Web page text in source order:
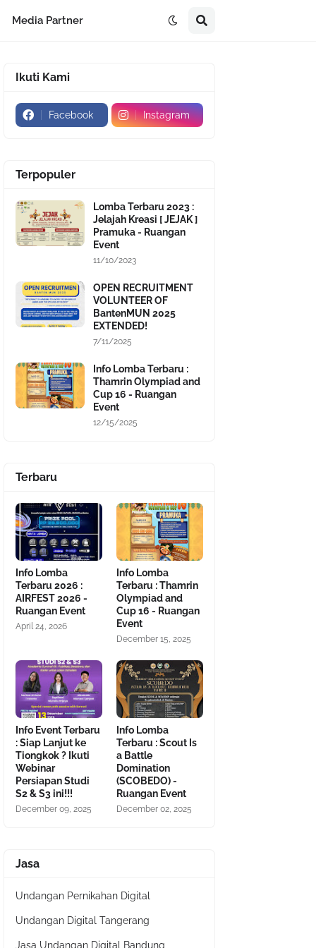
Media Partner
Ikuti Kami
Facebook Instagram
Terpopuler
Lomba Terbaru 2023 :
Jelajah Kreasi [ JEJAK ]
Pramuka - Ruangan
Event
11/10/2023
OPEN RECRUITMENT
VOLUNTEER OF
BantenMUN 2025
EXTENDED!
7/11/2025
Info Lomba Terbaru :
Thamrin Olympiad and
Cup 16 - Ruangan
Event
12/15/2025
Terbaru
Info Lomba
Terbaru 2026 :
AIRFEST 2026 -
Ruangan Event
April 24, 2026
Info Lomba
Terbaru : Thamrin
Olympiad and
Cup 16 - Ruangan
Event
December 15, 2025
Info Event Terbaru
: Siap Lanjut ke
Tiongkok ? Ikuti
Webinar
Persiapan Studi
S2 & S3 ini!!!
December 09, 2025
Info Lomba
Terbaru : Scout Is
a Battle
Domination
(SCOBEDO) -
Ruangan Event
December 02, 2025
Jasa
Undangan Pernikahan Digital
Undangan Digital Tangerang
Jasa Undangan Digital Bandung